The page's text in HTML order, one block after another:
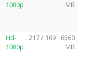
1080p
MB
Hd-
1080p
217 / 169
6560
MB